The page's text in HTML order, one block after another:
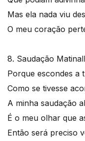
Mas ela nada viu
O meu coração
8. Saudação Matinal
Porque escondes a
Como se tivesse
A minha saudação
É o meu olhar que
Então será preciso